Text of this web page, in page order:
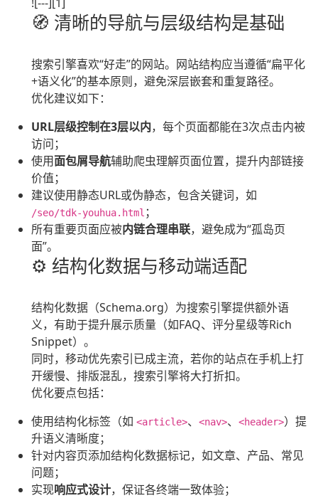
🧭 清晰的导航与层级结构是基础
搜索引擎喜欢“好走”的网站。网站结构应当遵循“扁平化
+语义化”的基本原则，避免深层嵌套和重复路径。
优化建议如下：
URL层级控制在3层以内，每个页面都能在3次点击内被
访问；
使用面包屑导航辅助爬虫理解页面位置，提升内部链接
价值；
建议使用静态URL或伪静态，包含关键词，如
/seo/tdk-youhua.html ；
所有重要页面应被内链合理串联，避免成为“孤岛页
面”。
⚙️ 结构化数据与移动端适配
结构化数据（Schema.org）为搜索引擎提供额外语
义，有助于提升展示质量（如FAQ、评分星级等Rich
Snippet）。
同时，移动优先索引已成主流，若你的站点在手机上打
开缓慢、排版混乱，搜索引擎将大打折扣。
优化要点包括：
使用结构化标签（如 <article>、 <nav>、 <header>）提
升语义清晰度；
针对内容页添加结构化数据标记，如文章、产品、常见
问题；
实现响应式设计，保证各终端一致体验；